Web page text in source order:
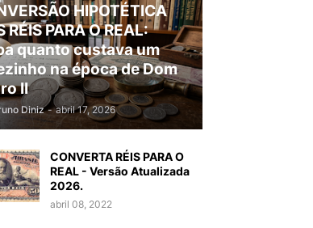
HIPOTÉTICA
RÉIS PARA O REAL:
quanto custava um
na época de Dom
II
Diniz - abril 17, 2026
CONVERTA RÉIS PARA O
REAL - Versão Atualizada
2026.
abril 08, 2022